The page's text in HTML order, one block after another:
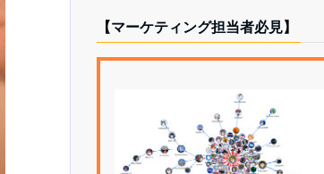
【マーケティング担当者必見】